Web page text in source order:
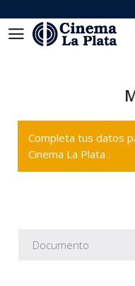
Completa tus datos
Cinema La Plata .